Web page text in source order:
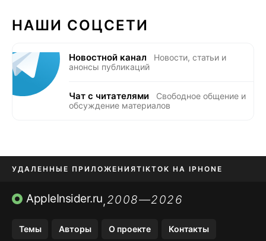
НАШИ СОЦСЕТИ
Новостной канал
Новости, статьи и
анонсы публикаций
Чат с читателями
Свободное общение и
обсуждение материалов
УДАЛЕННЫЕ ПРИЛОЖЕНИЯTIKTOK НА IPHONE
ПРИЛОЖЕНИЯ БЕЗ APP STORE
AppleInsider.ru,2008—2026
Темы Авторы О проекте Контакты